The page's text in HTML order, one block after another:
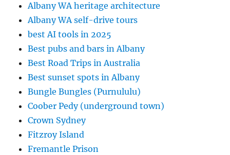
Albany WA heritage architecture
Albany WA self-drive tours
best AI tools in 2025
Best pubs and bars in Albany
Best Road Trips in Australia
Best sunset spots in Albany
Bungle Bungles (Purnululu)
Coober Pedy (underground town)
Crown Sydney
Fitzroy Island
Fremantle Prison